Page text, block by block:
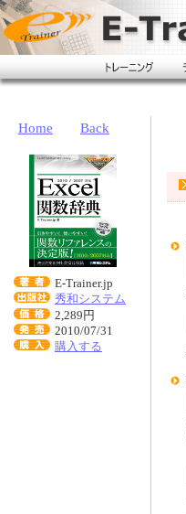
Home Back
E-Trainer.jp
秀和システム
2,289円
2010/07/31
購入する